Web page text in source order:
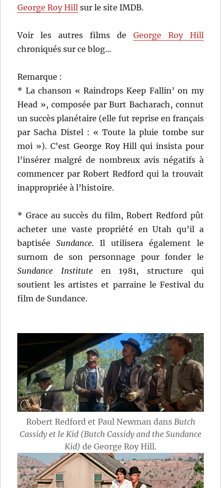
George Roy Hill sur le site IMDB.
Voir les autres films de George Roy Hill
chroniqués sur ce blog…
Remarque :
* La chanson « Raindrops Keep Fallin’ on my
Head », composée par Burt Bacharach, connut
un succès planétaire (elle fut reprise en français
par Sacha Distel : « Toute la pluie tombe sur
moi »). C’est George Roy Hill qui insista pour
l’insérer malgré de nombreux avis négatifs à
commencer par Robert Redford qui la trouvait
inappropriée à l’histoire.
* Grace au succès du film, Robert Redford pût
acheter une vaste propriété en Utah qu’il a
baptiséeSundance. Il utilisera également le
surnom de son personnage pour fonder le
Sundance Instituteen 1981, structure qui
soutient les artistes et parraine le Festival du
film de Sundance.
Robert Redford et Paul Newman dans Butch
Cassidy et le Kid (Butch Cassidy and the Sundance
Kid) de George Roy Hill.